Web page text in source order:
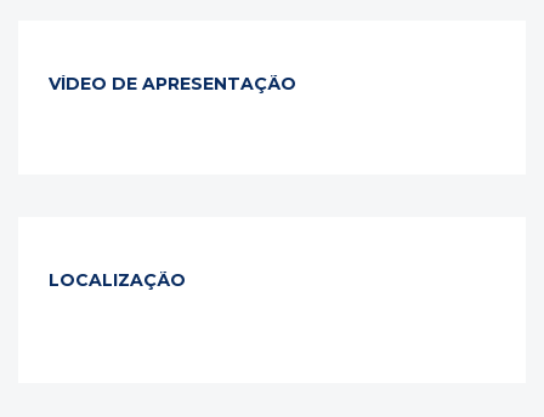
VÍDEO DE APRESENTAÇÃO
LOCALIZAÇÃO